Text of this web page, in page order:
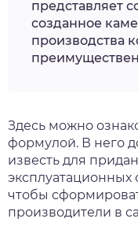
представляет
созданное
производства
Здесь можно
формулой. В него
известь для
эксплуатационных
чтобы
производители в